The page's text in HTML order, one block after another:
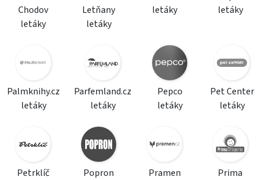
Chodov
letáky
Letňany
letáky
letáky
letáky
Palmknihy.cz
letáky
Parfemland.cz
letáky
Pepco
letáky
Pet Center
letáky
Petrklíč
Popron
Pramen
Prima